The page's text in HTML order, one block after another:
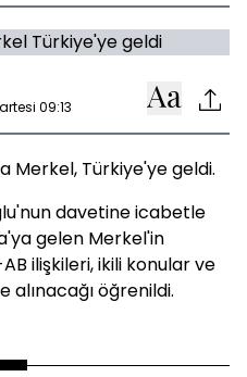
09:13
Merkel, Türkiye'ye geldi.
davetine icabetle
gelen Merkel'in
ilişkileri, ikili konular ve
alınacağı öğrenildi.